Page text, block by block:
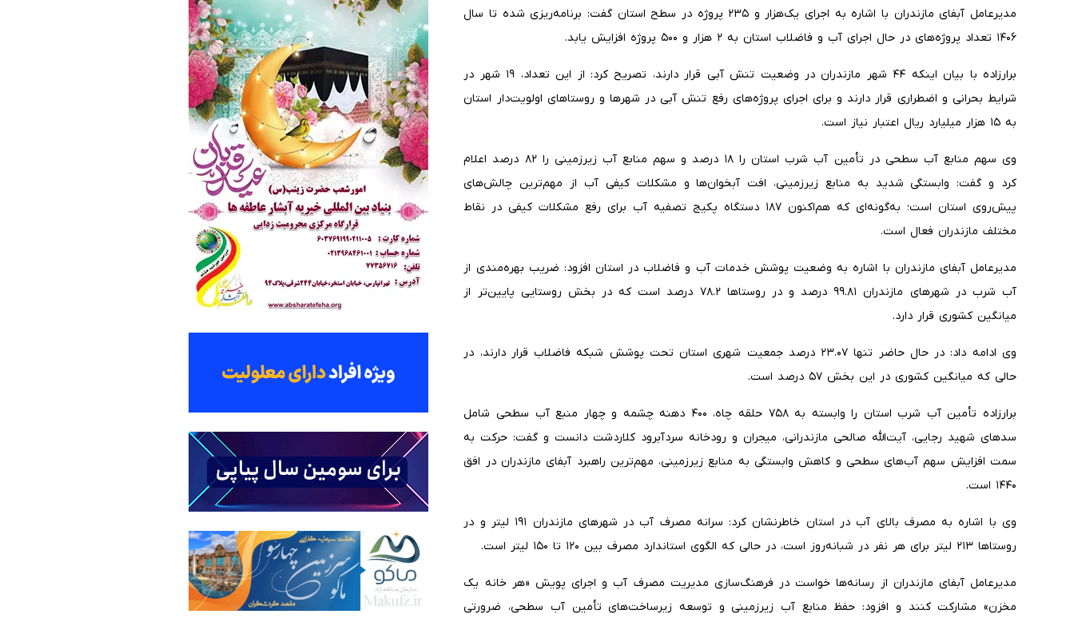
مدیرعامل آبفای مازندران با اشاره به اجرای یک‌هزار و ۲۳۵ پروژه در سطح استان گفت: برنامه‌ریزی شده تا سال
۱۴۰۶ تعداد پروژه‌های در حال اجرای آب و فاضلاب استان به ۲ هزار و ۵۰۰ پروژه افزایش یابد.
برارزاده با بیان اینکه ۴۴ شهر مازندران در وضعیت تنش آبی قرار دارند، تصریح کرد: از این تعداد، ۱۹ شهر در
شرایط بحرانی و اضطراری قرار دارند و برای اجرای پروژه‌های رفع تنش آبی در شهرها و روستاهای اولویت‌دار استان
به ۱۵ هزار میلیارد ریال اعتبار نیاز است.
وی سهم منابع آب سطحی در تأمین آب شرب استان را ۱۸ درصد و سهم منابع آب زیرزمینی را ۸۲ درصد اعلام
کرد و گفت: وابستگی شدید به منابع زیرزمینی، افت آبخوان‌ها و مشکلات کیفی آب از مهم‌ترین چالش‌های
پیش‌روی استان است؛ به‌گونه‌ای که هم‌اکنون ۱۸۷ دستگاه پکیج تصفیه آب برای رفع مشکلات کیفی در نقاط
مختلف مازندران فعال است.
مدیرعامل آبفای مازندران با اشاره به وضعیت پوشش خدمات آب و فاضلاب در استان افزود: ضریب بهره‌مندی از
آب شرب در شهرهای مازندران ۹۹.۸۱ درصد و در روستاها ۷۸.۲ درصد است که در بخش روستایی پایین‌تر از
میانگین کشوری قرار دارد.
وی ادامه داد: در حال حاضر تنها ۲۳.۰۷ درصد جمعیت شهری استان تحت پوشش شبکه فاضلاب قرار دارند، در
حالی که میانگین کشوری در این بخش ۵۷ درصد است.
برارزاده تأمین آب شرب استان را وابسته به ۷۵۸ حلقه چاه، ۴۰۰ دهنه چشمه و چهار منبع آب سطحی شامل
سدهای شهید رجایی، آیت‌الله صالحی مازندرانی، میجران و رودخانه سردآبرود کلاردشت دانست و گفت: حرکت به
سمت افزایش سهم آب‌های سطحی و کاهش وابستگی به منابع زیرزمینی، مهم‌ترین راهبرد آبفای مازندران در افق
۱۴۴۰ است.
وی با اشاره به مصرف بالای آب در استان خاطرنشان کرد: سرانه مصرف آب در شهرهای مازندران ۱۹۱ لیتر و در
روستاها ۲۱۳ لیتر برای هر نفر در شبانه‌روز است، در حالی که الگوی استاندارد مصرف بین ۱۲۰ تا ۱۵۰ لیتر است.
مدیرعامل آبفای مازندران از رسانه‌ها خواست در فرهنگ‌سازی مدیریت مصرف آب و اجرای پویش «هر خانه یک
مخزن» مشارکت کنند و افزود: حفظ منابع آب زیرزمینی و توسعه زیرساخت‌های تأمین آب سطحی، ضرورتی